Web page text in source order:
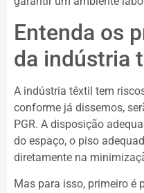
Entenda os
da indústria
A indústria têxtil tem
conforme já dissemos,
PGR. A disposição
do espaço, o piso
diretamente na
Mas para isso, primeiro é